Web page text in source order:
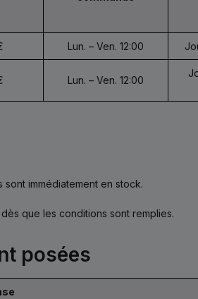
Lun. – Ven. 12:00
Lun. – Ven. 12:00
immédiatement en stock.
que les conditions sont remplies.
posées